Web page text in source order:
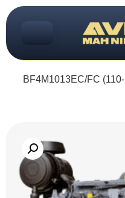
ژنراتور دیزلی دویتس مدل BF4M1013EC/FC (110-